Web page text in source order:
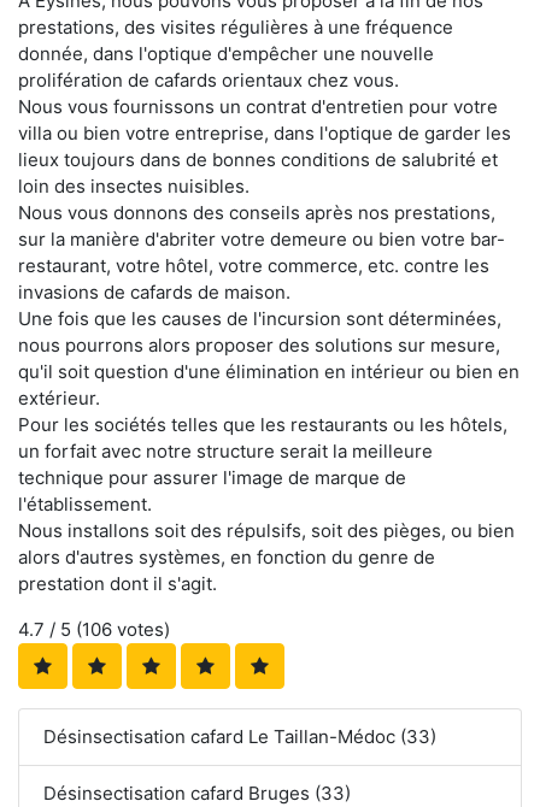
prestations, des visites régulières à une fréquence
donnée, dans l'optique d'empêcher une nouvelle
prolifération de cafards orientaux chez vous.
Nous vous fournissons un contrat d'entretien pour votre
villa ou bien votre entreprise, dans l'optique de garder les
lieux toujours dans de bonnes conditions de salubrité et
loin des insectes nuisibles.
Nous vous donnons des conseils après nos prestations,
sur la manière d'abriter votre demeure ou bien votre bar-
restaurant, votre hôtel, votre commerce, etc. contre les
invasions de cafards de maison.
Une fois que les causes de l'incursion sont déterminées,
nous pourrons alors proposer des solutions sur mesure,
qu'il soit question d'une élimination en intérieur ou bien en
extérieur.
Pour les sociétés telles que les restaurants ou les hôtels,
un forfait avec notre structure serait la meilleure
technique pour assurer l'image de marque de
l'établissement.
Nous installons soit des répulsifs, soit des pièges, ou bien
alors d'autres systèmes, en fonction du genre de
prestation dont il s'agit.
4.7 / 5 (106 votes)
Désinsectisation cafard Le Taillan-Médoc (33)
Désinsectisation cafard Bruges (33)